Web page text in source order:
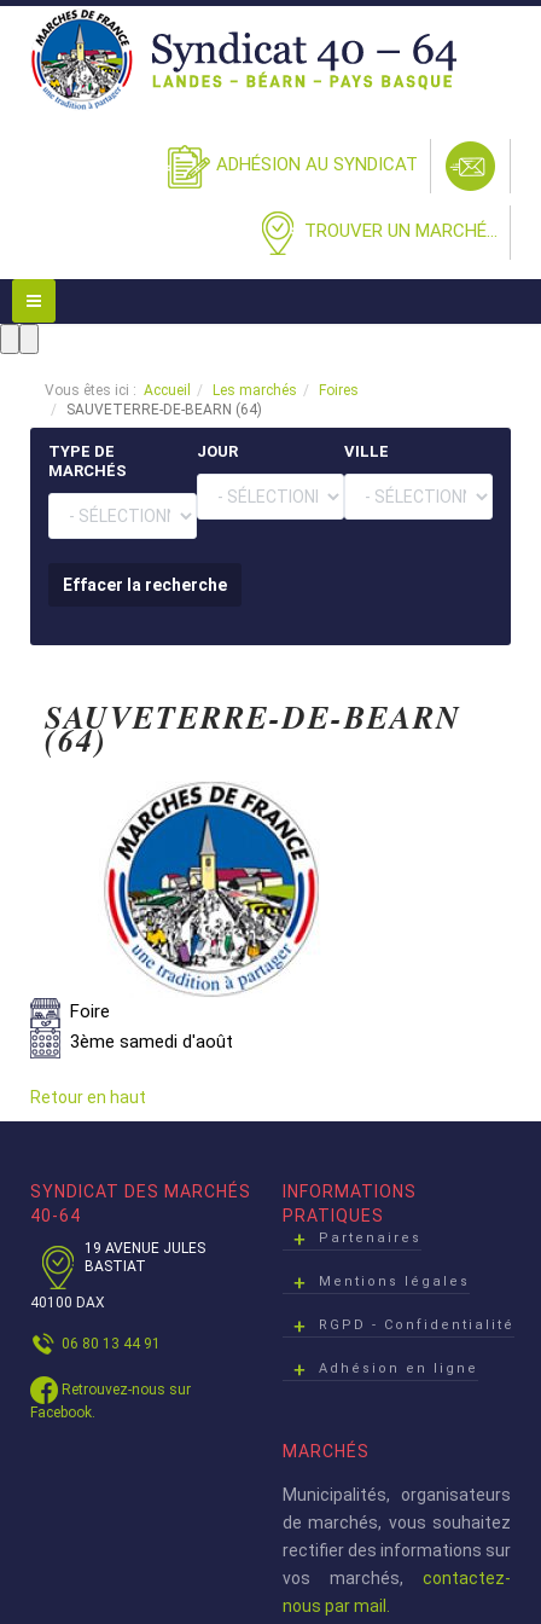
ADHÉSION AU SYNDICAT
TROUVER UN MARCHÉ...
Vous êtes ici : Accueil Les marchés
Foires
SAUVETERRE-DE-BEARN (64)
TYPE DE
MARCHÉS
JOUR VILLE
SAUVETERRE-DE-BEARN
(64)
Foire
3ème samedi d'août
Retour en haut
SYNDICAT DES MARCHÉS
40-64
19 AVENUE JULES
BASTIAT
40100 DAX
06 80 13 44 91
Retrouvez-nous sur
Facebook.
INFORMATIONS
PRATIQUES
Partenaires
Mentions légales
RGPD - Confidentialité
Adhésion en ligne
MARCHÉS
Municipalités, organisateurs
de marchés, vous souhaitez
rectifier des informations sur
vos marchés, contactez-
nous par mail.